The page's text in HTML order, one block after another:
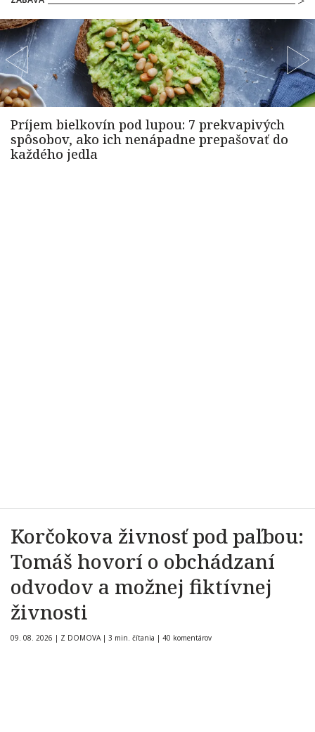
Korčokova živnosť pod paľbou:
Tomáš hovorí o obchádzaní
odvodov a možnej fiktívnej
živnosti
09. 08. 2026 | Z DOMOVA | 3 min. čítania | 40 komentárov